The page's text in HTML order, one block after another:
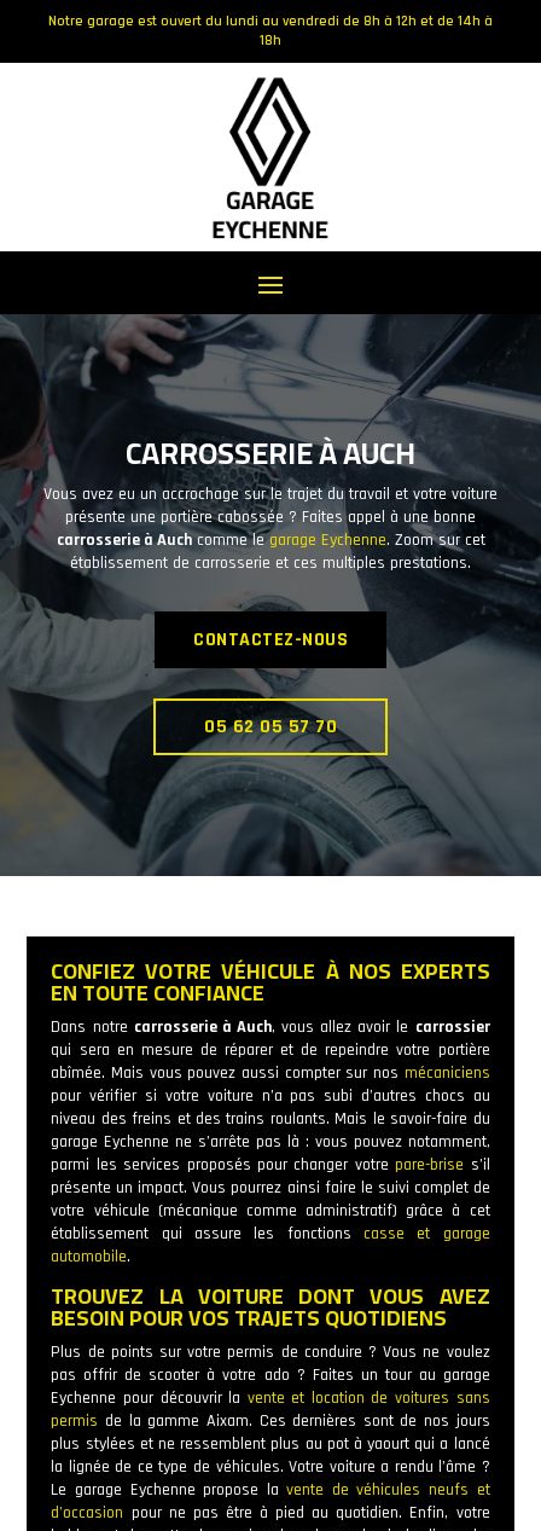
Notre garage est ouvert du lundi au vendredi de 8h à 12h et de 14h à
18h
CARROSSERIE À AUCH
Vous avez eu un accrochage sur le trajet du travail et votre voiture
présente une portière cabossée ? Faites appel à une bonne
carrosserie à Auchcomme legarage Eychenne. Zoom sur cet
établissement de carrosserie et ces multiples prestations.
CONTACTEZ-NOUS
05 62 05 57 70
CONFIEZ VOTRE VÉHICULE À NOS EXPERTS
EN TOUTE CONFIANCE
Dans notre carrosserie à Auch, vous allez avoir le carrossier
qui sera en mesure de réparer et de repeindre votre portière
abîmée. Mais vous pouvez aussi compter sur nos mécaniciens
pour vérifier si votre voiture n’a pas subi d’autres chocs au
niveau des freins et des trains roulants. Mais le savoir-faire du
garage Eychenne ne s’arrête pas là : vous pouvez notamment,
parmi les services proposés pour changer votre pare-brise s’il
présente un impact. Vous pourrez ainsi faire le suivi complet de
votre véhicule (mécanique comme administratif) grâce à cet
établissement qui assure les fonctions casse et garage
automobile.
TROUVEZ LA VOITURE DONT VOUS AVEZ
BESOIN POUR VOS TRAJETS QUOTIDIENS
Plus de points sur votre permis de conduire ? Vous ne voulez
pas offrir de scooter à votre ado ? Faites un tour au garage
Eychenne pour découvrir la vente et location de voitures sans
permis de la gamme Aixam. Ces dernières sont de nos jours
plus stylées et ne ressemblent plus au pot à yaourt qui a lancé
la lignée de ce type de véhicules. Votre voiture a rendu l’âme ?
Le garage Eychenne propose lavente de véhicules neufs et
d’occasion pour ne pas être à pied au quotidien. Enfin, votre